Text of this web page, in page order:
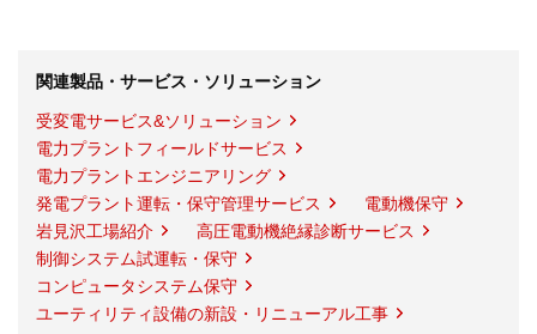
関連製品・サービス・ソリューション
受変電サービス&ソリューション
電力プラントフィールドサービス
電力プラントエンジニアリング
発電プラント運転・保守管理サービス
電動機保守
岩見沢工場紹介
高圧電動機絶縁診断サービス
制御システム試運転・保守
コンピュータシステム保守
ユーティリティ設備の新設・リニューアル工事